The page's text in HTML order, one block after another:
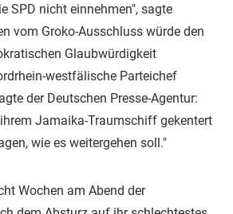
SPD nicht einnehmen", sagte
vom Groko-Ausschluss würde den
Glaubwürdigkeit
westfälische Parteichef
der Deutschen Presse-Agentur:
Jamaika-Traumschiff gekentert
wie es weitergehen soll."
Wochen am Abend der